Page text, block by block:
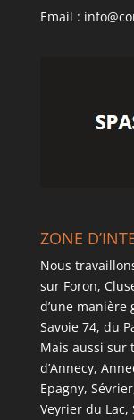
Email :
ZONE
Nous
sur Foron,
d’une manière
Savoie 74, du
Mais aussi sur
d’Annecy,
Epagny,
Veyrier du Lac,